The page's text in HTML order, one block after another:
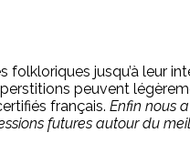
jusqu’à leur
peuvent
français. Enfin nous
futures autour du